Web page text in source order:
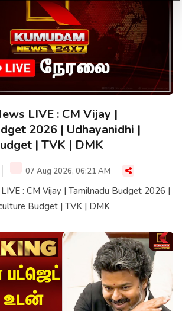
LIVE : CM Vijay |
2026 | Udhayanidhi |
| TVK | DMK
07 Aug 2026, 06:21 AM
: CM Vijay | Tamilnadu Budget 2026 |
Budget | TVK | DMK